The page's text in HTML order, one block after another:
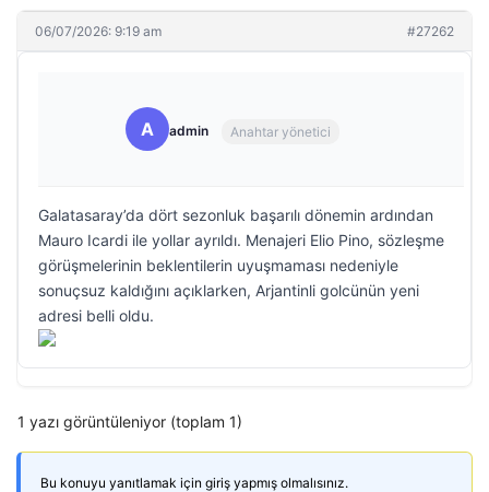
06/07/2026: 9:19 am #27262
A admin Anahtar yönetici
Galatasaray’da dört sezonluk başarılı dönemin ardından
Mauro Icardi ile yollar ayrıldı. Menajeri Elio Pino, sözleşme
görüşmelerinin beklentilerin uyuşmaması nedeniyle
sonuçsuz kaldığını açıklarken, Arjantinli golcünün yeni
adresi belli oldu.
1 yazı görüntüleniyor (toplam 1)
Bu konuyu yanıtlamak için giriş yapmış olmalısınız.